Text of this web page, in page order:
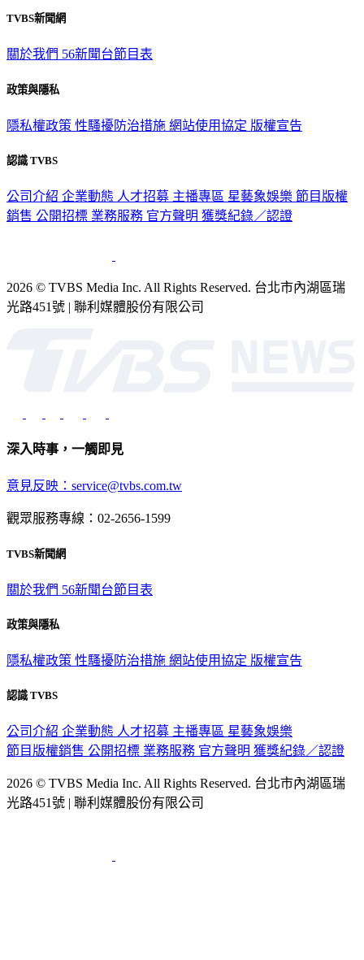
TVBS新聞網
關於我們 56新聞台節目表
政策與隱私
隱私權政策 性騷擾防治措施 網站使用協定 版權宣告
認識 TVBS
公司介紹 企業動態 人才招募 主播專區 星藝象娛樂 節目版權
銷售 公開招標 業務服務 官方聲明 獲獎紀錄／認證
2026 © TVBS Media Inc. All Rights Reserved. 台北市內湖區瑞
光路451號 | 聯利媒體股份有限公司
深入時事，一觸即見
意見反映：service@tvbs.com.tw
觀眾服務專線：02-2656-1599
TVBS新聞網
關於我們 56新聞台節目表
政策與隱私
隱私權政策 性騷擾防治措施 網站使用協定 版權宣告
認識 TVBS
公司介紹 企業動態 人才招募 主播專區 星藝象娛樂
節目版權銷售 公開招標 業務服務 官方聲明 獲獎紀錄／認證
2026 © TVBS Media Inc. All Rights Reserved. 台北市內湖區瑞
光路451號 | 聯利媒體股份有限公司